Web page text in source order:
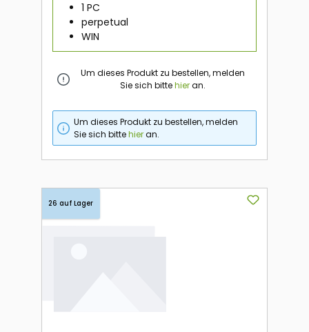
1 PC
perpetual
WIN
Um dieses Produkt zu bestellen, melden
Sie sich bittehieran.
Um dieses Produkt zu bestellen, melden
Sie sich bittehieran.
26 auf Lager